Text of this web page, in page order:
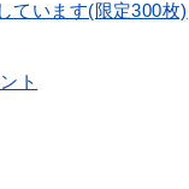
ています(限定300枚)
ト